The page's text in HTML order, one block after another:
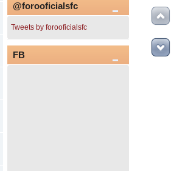
@forooficialsfc
Tweets by forooficialsfc
FB